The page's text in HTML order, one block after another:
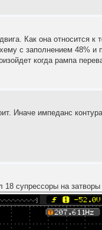
Как она относится
с заполнением 48% и
когда рампа
Иначе импеданс
супрессоры на